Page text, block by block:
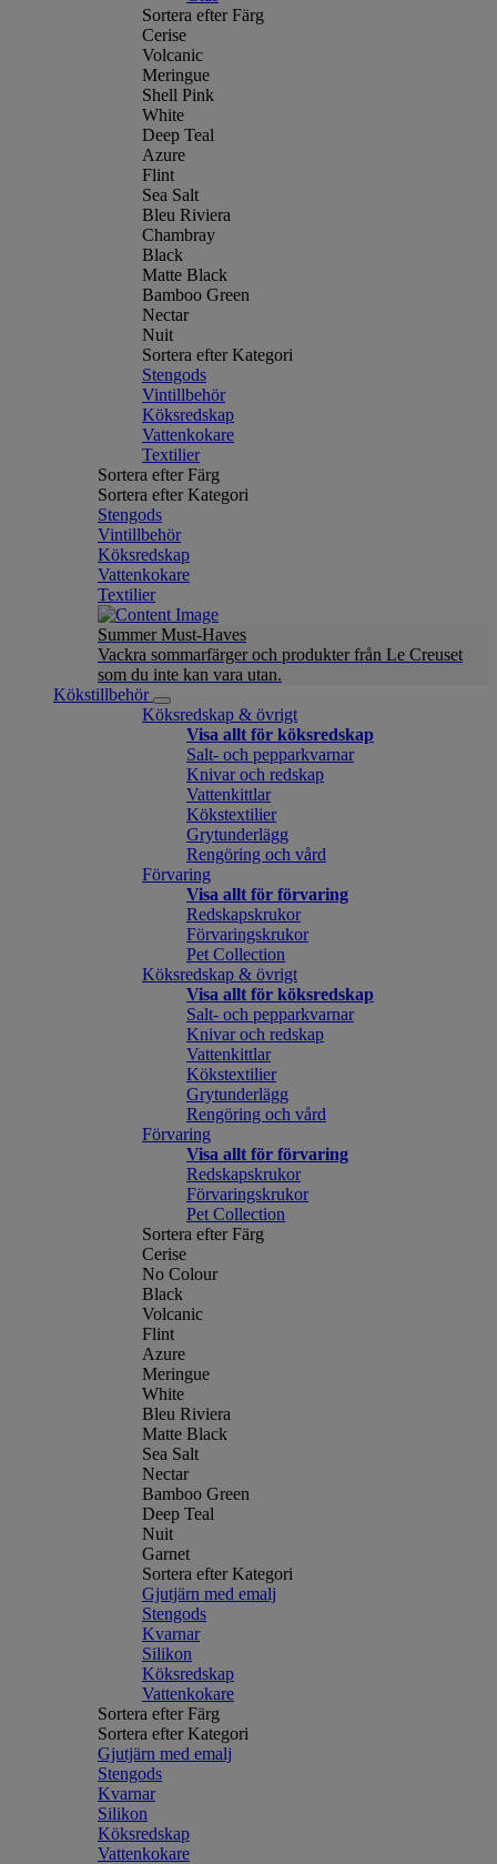
Sortera efter Färg
Cerise
Volcanic
Meringue
Shell Pink
White
Deep Teal
Azure
Flint
Sea Salt
Bleu Riviera
Chambray
Black
Matte Black
Bamboo Green
Nectar
Nuit
Sortera efter Kategori
Stengods
Vintillbehör
Köksredskap
Vattenkokare
Textilier
Sortera efter Färg
Sortera efter Kategori
Stengods
Vintillbehör
Köksredskap
Vattenkokare
Textilier
Summer Must-Haves
Vackra sommarfärger och produkter från Le Creuset
som du inte kan vara utan.
Kökstillbehör
Köksredskap & övrigt
Visa allt för köksredskap
Salt- och pepparkvarnar
Knivar och redskap
Vattenkittlar
Kökstextilier
Grytunderlägg
Rengöring och vård
Förvaring
Visa allt för förvaring
Redskapskrukor
Förvaringskrukor
Pet Collection
Köksredskap & övrigt
Visa allt för köksredskap
Salt- och pepparkvarnar
Knivar och redskap
Vattenkittlar
Kökstextilier
Grytunderlägg
Rengöring och vård
Förvaring
Visa allt för förvaring
Redskapskrukor
Förvaringskrukor
Pet Collection
Sortera efter Färg
Cerise
No Colour
Black
Volcanic
Flint
Azure
Meringue
White
Bleu Riviera
Matte Black
Sea Salt
Nectar
Bamboo Green
Deep Teal
Nuit
Garnet
Sortera efter Kategori
Gjutjärn med emalj
Stengods
Kvarnar
Silikon
Köksredskap
Vattenkokare
Sortera efter Färg
Sortera efter Kategori
Gjutjärn med emalj
Stengods
Kvarnar
Silikon
Köksredskap
Vattenkokare